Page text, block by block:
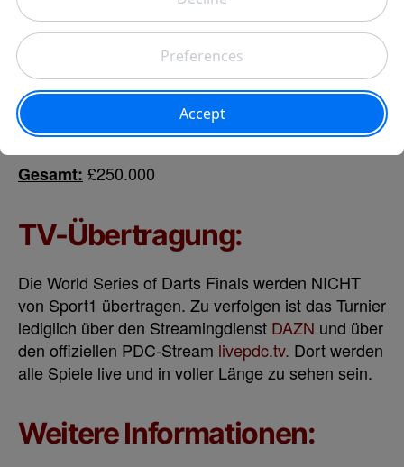
Sieger:
Runner-Up:£25.000
Halbfinale:
£16.500
Viertelfinale:£12.500
Letzte 16:
Letzte 24:£4.000
Gesamt: £250.000
TV-Übertragung:
Die World Series of Darts Finals werden NICHT
von Sport1 übertragen. Zu verfolgen ist das Turnier
lediglich über den Streamingdienst DAZN und über
den offiziellen PDC-Stream livepdc.tv. Dort werden
alle Spiele live und in voller Länge zu sehen sein.
Weitere Informationen: